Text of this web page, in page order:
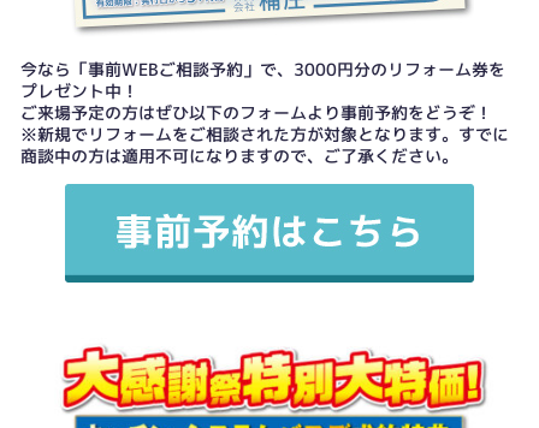
今なら「事前WEBご相談予約」で、3000円分のリフォーム券を
プレゼント中！
ご来場予定の方はぜひ以下のフォームより事前予約をどうぞ！
※新規でリフォームをご相談された方が対象となります。すでに
商談中の方は適用不可になりますので、ご了承ください。